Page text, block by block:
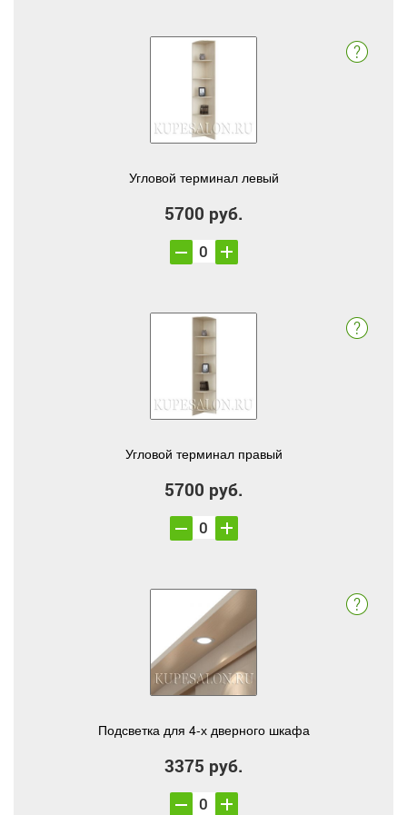
Угловой терминал левый
5700 руб.
Угловой терминал правый
5700 руб.
Подсветка для 4-х дверного шкафа
3375 руб.